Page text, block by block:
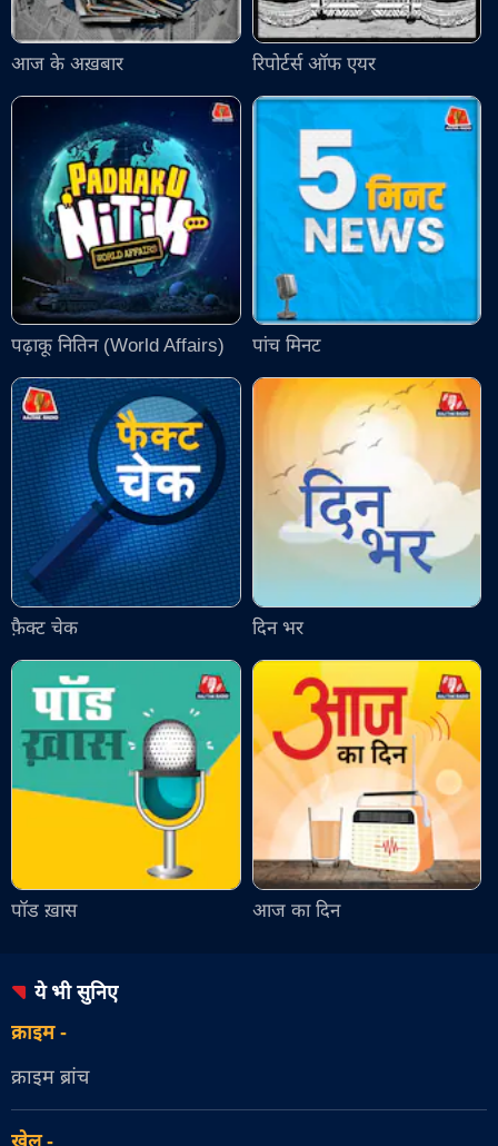
आज के अख़बार रिपोर्टर्स ऑफ एयर
पढ़ाकू नितिन (World Affairs) पांच मिनट
फ़ैक्ट चेक दिन भर
पॉड ख़ास आज का दिन
ये भी सुनिए
क्राइम-
क्राइम ब्रांच
खेल-